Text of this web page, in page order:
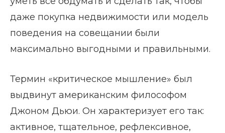
даже покупка недвижимости или модель
поведения на совещании были
максимально выгодными и правильными.
Термин «критическое мышление» был
выдвинут американским философом
Джоном Дьюи. Он характеризует его так:
активное, тщательное, рефлексивное,